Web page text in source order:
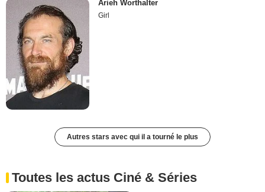
Arieh Worthalter
Girl
Autres stars avec qui il a tourné le plus
Toutes les actus Ciné & Séries